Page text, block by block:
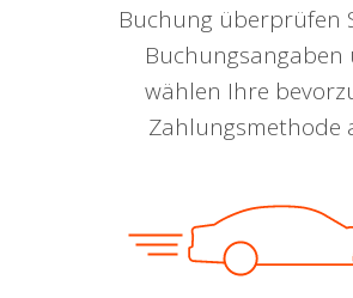
Buchung überprüfen
Buchungsangaben
wählen Ihre
Zahlungsmethode